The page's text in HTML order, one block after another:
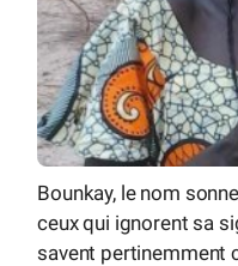
Bounkay, le nom
ceux qui ignorent sa
savent pertinemment